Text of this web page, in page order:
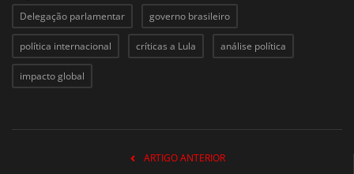
Delegação parlamentar
governo brasileiro
política internacional críticas a Lula análise política
impacto global
ARTIGO ANTERIOR